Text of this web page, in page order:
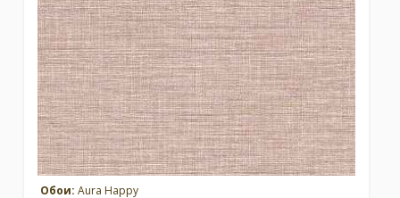
Обои: Aura Happy